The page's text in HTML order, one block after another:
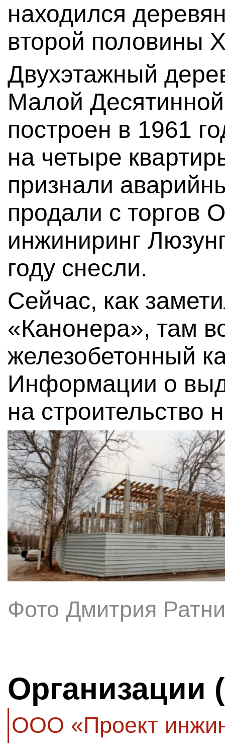
находился
второй половины
Двухэтажный
Малой
построен в 1961
на четыре
признали
продали с торгов
инжиниринг
году снесли.
Сейчас, как
«Канонера», там
железобетонный
Информации о
на строительство
Фото Дмитрия
Организации
ООО «Проект